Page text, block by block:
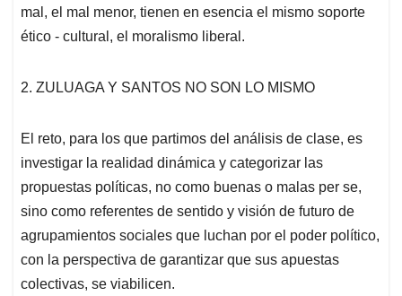
mal, el mal menor, tienen en esencia el mismo soporte
ético - cultural, el moralismo liberal.
2. ZULUAGA Y SANTOS NO SON LO MISMO
El reto, para los que partimos del análisis de clase, es
investigar la realidad dinámica y categorizar las
propuestas políticas, no como buenas o malas per se,
sino como referentes de sentido y visión de futuro de
agrupamientos sociales que luchan por el poder político,
con la perspectiva de garantizar que sus apuestas
colectivas, se viabilicen.